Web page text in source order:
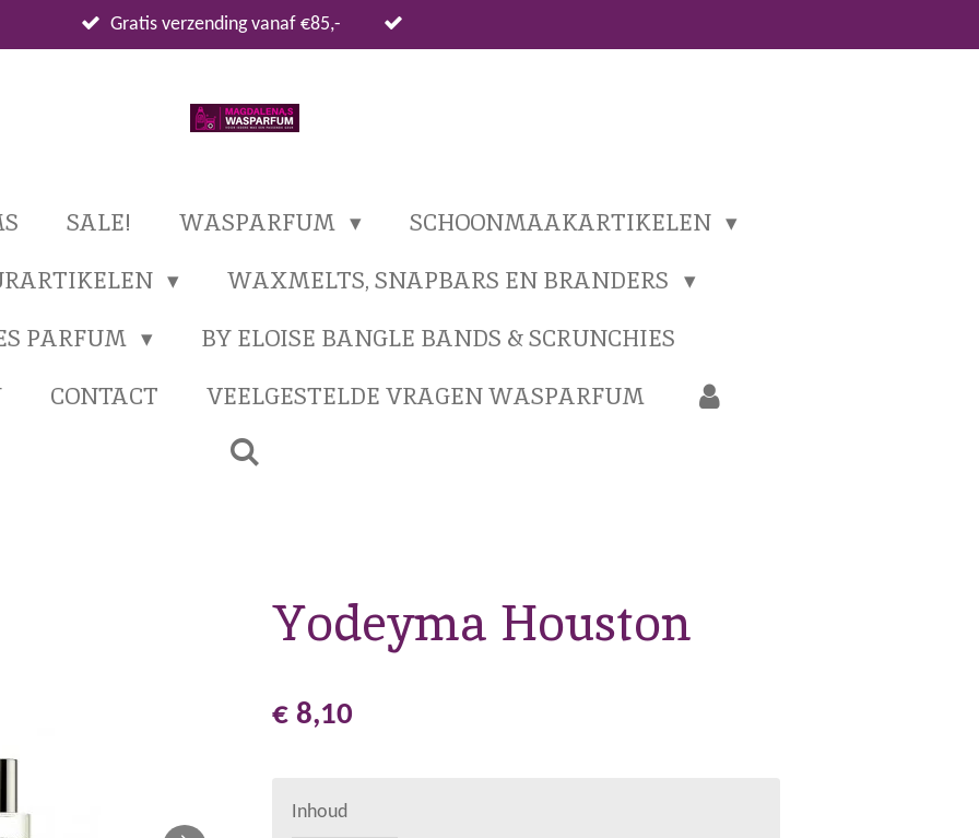
Gratis verzending vanaf €85,-
SALE! WASPARFUM
SCHOONMAAKARTIKELEN
WAXMELTS, SNAPBARS EN BRANDERS
PARFUM
BY ELOISE BANGLE BANDS & SCRUNCHIES
CONTACT VEELGESTELDE VRAGEN WASPARFUM
Yodeyma Houston
€ 8,10
Inhoud